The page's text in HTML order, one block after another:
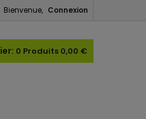
Bienvenue, Connexion
0 Produits 0,00 €